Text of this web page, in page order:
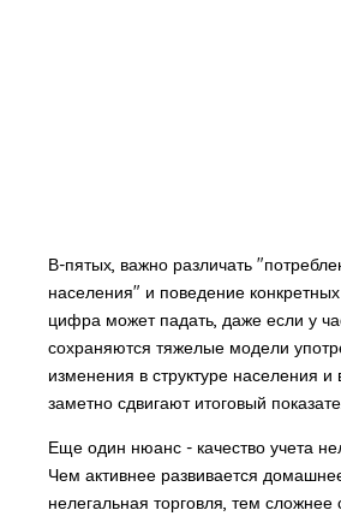
В-пятых, важно различать
населения" и поведение
цифра может падать, даже если у
сохраняются тяжелые модели
изменения в структуре населения
заметно сдвигают итоговый
Еще один нюанс - качество учета
Чем активнее развивается
нелегальная торговля, тем сложнее